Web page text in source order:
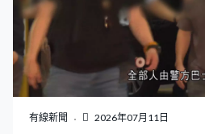
有線新聞 2026年07月11日